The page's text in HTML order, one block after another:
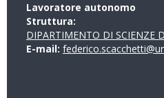
Lavoratore autonomo
Struttura:
DIPARTIMENTO DI SCIENZE
E-mail: